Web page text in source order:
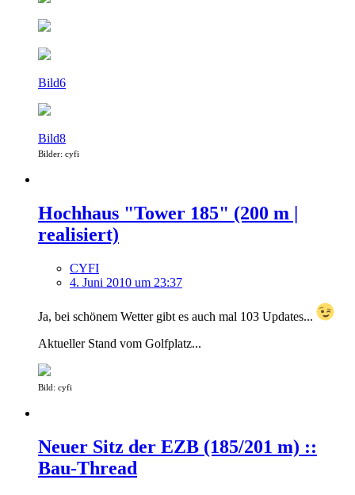
Bild6
Bild8
Bilder: cyfi
Hochhaus "Tower 185" (200 m |
realisiert)
CYFI
4. Juni 2010 um 23:37
Ja, bei schönem Wetter gibt es auch mal 103 Updates...
Aktueller Stand vom Golfplatz...
Bild: cyfi
Neuer Sitz der EZB (185/201 m) ::
Bau-Thread